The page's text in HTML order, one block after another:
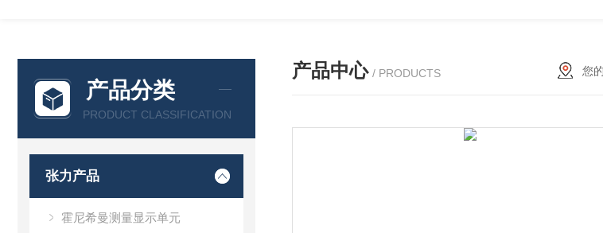
产品分类
PRODUCT CLASSIFICATION
张力产品
霍尼希曼测量显示单元
产品中心 / PRODUCTS 您